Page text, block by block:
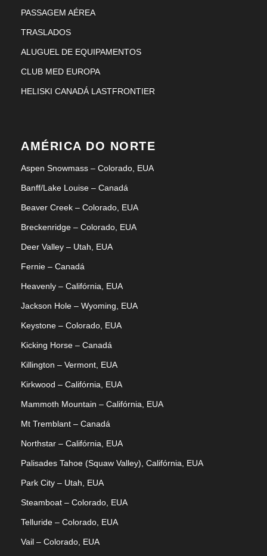
PASSAGEM AÉREA
TRASLADOS
ALUGUEL DE EQUIPAMENTOS
CLUB MED EUROPA
HELISKI CANADÁ LASTFRONTIER
AMÉRICA DO NORTE
Aspen Snowmass – Colorado, EUA
Banff/Lake Louise – Canadá
Beaver Creek – Colorado, EUA
Breckenridge – Colorado, EUA
Deer Valley – Utah, EUA
Fernie – Canadá
Heavenly – Califórnia, EUA
Jackson Hole – Wyoming, EUA
Keystone – Colorado, EUA
Kicking Horse – Canadá
Killington – Vermont, EUA
Kirkwood – Califórnia, EUA
Mammoth Mountain – Califórnia, EUA
Mt Tremblant – Canadá
Northstar – Califórnia, EUA
Palisades Tahoe (Squaw Valley), Califórnia, EUA
Park City – Utah, EUA
Steamboat – Colorado, EUA
Telluride – Colorado, EUA
Vail – Colorado, EUA